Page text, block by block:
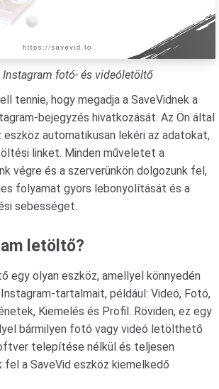
Instagram fotó- és videóletöltő
tennie, hogy megadja a SaveVidnek a
bejegyzés hivatkozását. Az Ön által
automatikusan lekéri az adatokat,
linket. Minden műveletet a
végre és a szerverünkön dolgozunk fel,
folyamat gyors lebonyolítását és a
sebességet.
letöltő?
egy olyan eszköz, amellyel könnyedén
tartalmait, például: Videó, Fotó,
Kiemelés és Profil. Röviden, ez egy
bármilyen fotó vagy videó letölthető
telepítése nélkül és teljesen
fel a SaveVid eszköz kiemelkedő